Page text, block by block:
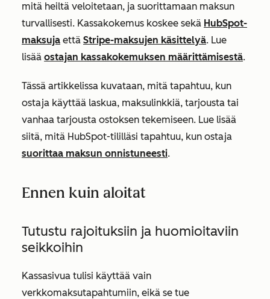
mitä heiltä veloitetaan, ja suorittamaan maksun
turvallisesti. Kassakokemus koskee sekä HubSpot-
maksuja että Stripe-maksujen käsittelyä. Lue
lisää ostajan kassakokemuksen määrittämisestä.
Tässä artikkelissa kuvataan, mitä tapahtuu, kun
ostaja käyttää laskua, maksulinkkiä, tarjousta tai
vanhaa tarjousta ostoksen tekemiseen. Lue lisää
siitä, mitä HubSpot-tililläsi tapahtuu, kun ostaja
suorittaa maksun onnistuneesti.
Ennen kuin aloitat
Tutustu rajoituksiin ja huomioitaviin
seikkoihin
Kassasivua tulisi käyttää vain
verkkomaksutapahtumiin, eikä se tue